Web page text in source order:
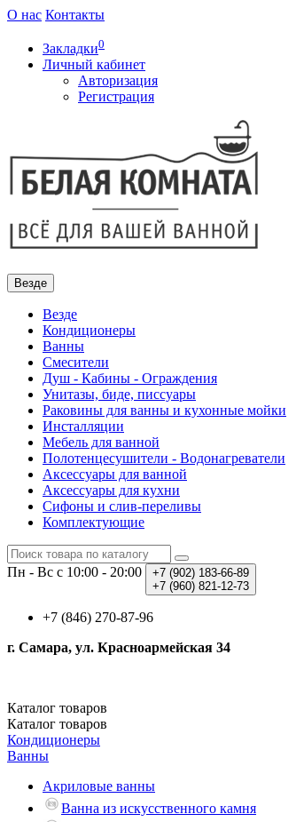
О нас Контакты
Закладки0
Личный кабинет
Авторизация
Регистрация
Везде
Везде
Кондиционеры
Ванны
Смесители
Душ - Кабины - Ограждения
Унитазы, биде, писсуары
Раковины для ванны и кухонные мойки
Инсталляции
Мебель для ванной
Полотенцесушители - Водонагреватели
Аксессуары для ванной
Аксессуары для кухни
Сифоны и слив-переливы
Комплектующие
Пн - Вс с 10:00 - 20:00 +7 (902) 183-66-89
+7 (960) 821-12-73
+7 (846) 270-87-96
г. Самара, ул. Красноармейская 34
Каталог товаров
Каталог товаров
Кондиционеры
Ванны
Акриловые ванны
Ванна из искусственного камня